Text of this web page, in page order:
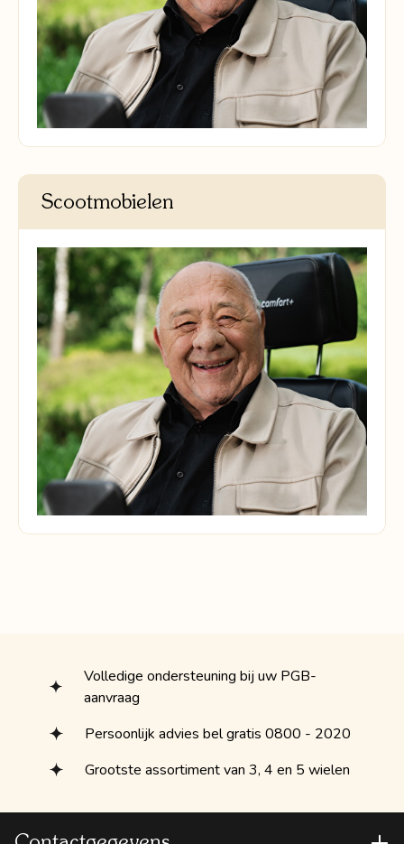
Scootmobielen
Volledige ondersteuning bij uw PGB-
aanvraag
Persoonlijk advies bel gratis 0800 - 2020
Grootste assortiment van 3, 4 en 5 wielen